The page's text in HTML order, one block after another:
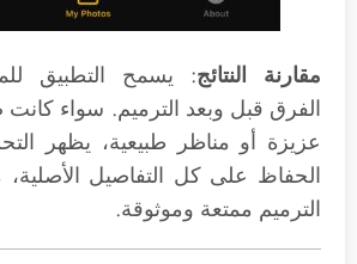
مقارنة النتائج: يسمح التطبيق
الفرق قبل وبعد الترميم. سواء
عزيزة أو مناظر طبيعية، يظهر
الحفاظ على كل التفاصيل
الترميم ممتعة وموثوقة.